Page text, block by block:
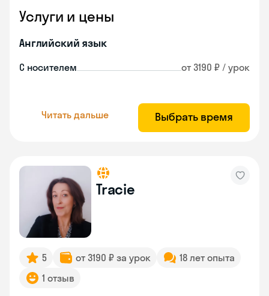
Услуги и цены
Английский язык
С носителем от 3190 ₽ / урок
Читать дальше Выбрать время
Tracie
5 от 3190 ₽ за урок
18 лет опыта
1 отзыв